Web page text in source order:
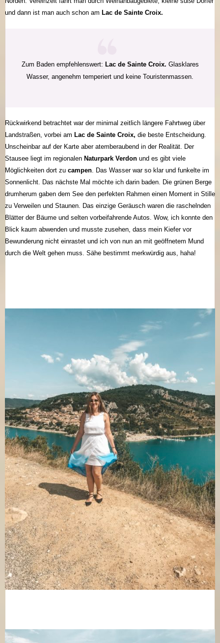
und dann ist man auch schon am Lac de Sainte Croix.
Zum Baden empfehlenswert: Lac de Sainte Croix. Glasklares
Wasser, angenehm temperiert und keine Touristenmassen.
Rückwirkend betrachtet war der minimal zeitlich längere Fahrtweg über
Landstraßen, vorbei am Lac de Sainte Croix, die beste Entscheidung.
Unscheinbar auf der Karte aber atemberaubend in der Realität. Der
Stausee liegt im regionalen Naturpark Verdon und es gibt viele
Möglichkeiten dort zu campen. Das Wasser war so klar und funkelte im
Sonnenlicht. Das nächste Mal möchte ich darin baden. Die grünen Berge
drumherum gaben dem See den perfekten Rahmen einen Moment in Stille
zu Verweilen und Staunen. Das einzige Geräusch waren die raschelnden
Blätter der Bäume und selten vorbeifahrende Autos. Wow, ich konnte den
Blick kaum abwenden und musste zusehen, dass mein Kiefer vor
Bewunderung nicht einrastet und ich von nun an mit geöffnetem Mund
durch die Welt gehen muss. Sähe bestimmt merkwürdig aus, haha!